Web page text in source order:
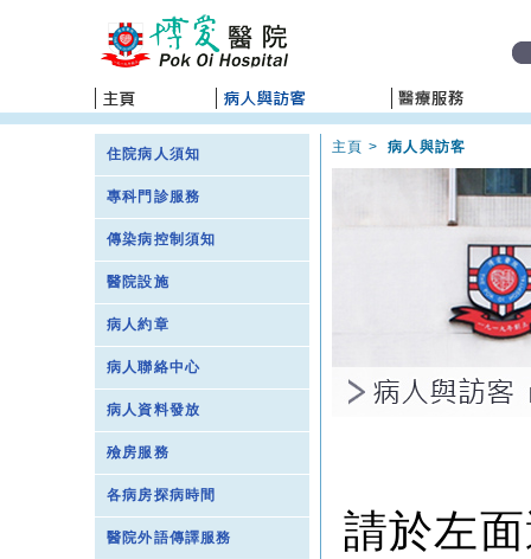
住院病人須知
專科門診服務
傳染病控制須知
醫院設施
病人約章
病人聯絡中心
病人資料發放
殮房服務
各病房探病時間
醫院外語傳譯服務
主頁 >病人與訪客
請於左